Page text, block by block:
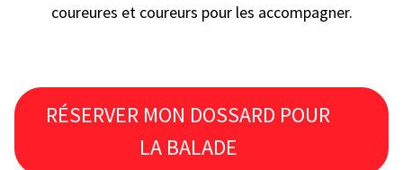
coureures et coureurs pour les accompagner.
RÉSERVER MON DOSSARD POUR
LA BALADE